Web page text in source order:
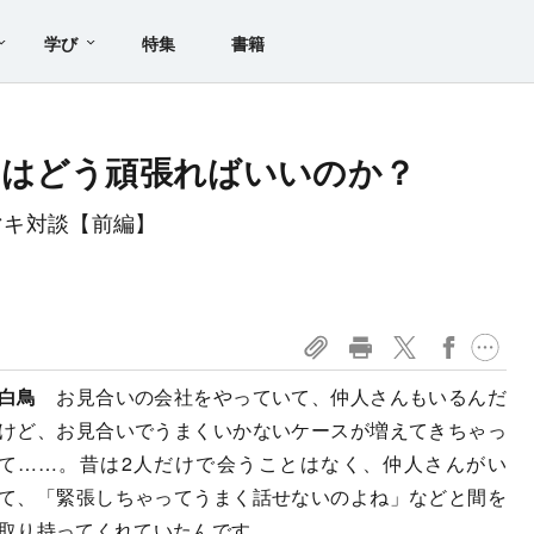
学び 特集 書籍
どう頑張ればいいのか？
対談【前編】
鳥 お見合いの会社をやっていて、仲人さんもいるんだ
ど、お見合いでうまくいかないケースが増えてきちゃっ
……。昔は2人だけで会うことはなく、仲人さんがい
、「緊張しちゃってうまく話せないのよね」などと間を